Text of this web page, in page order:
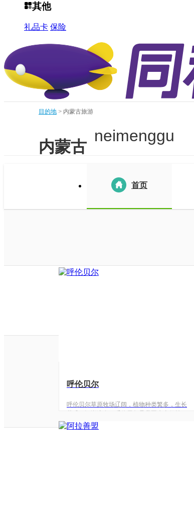
其他
礼品卡 保险
目的地 > 内蒙古旅游
内蒙古
neimenggu
首页
呼伦贝尔
呼伦贝尔草原牧场辽阔，植物种类繁多，生长
好，未受污染的大草原之一。 大兴安岭的原始
森林、次生林和迹地更新林景观齐备，巍巍青